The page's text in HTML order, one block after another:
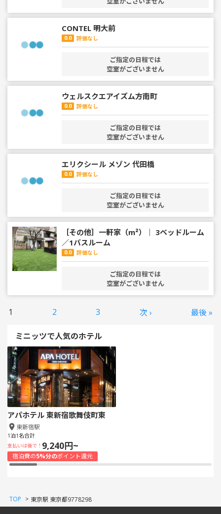
CONTEL 明大前
0.0 評価なし
ご指定の日程では
空室がございません
ウェルスクエアイズム方南町
0.0 評価なし
ご指定の日程では
空室がございません
エリクシール メゾン 代田橋
0.0 評価なし
ご指定の日程では
空室がございません
［その他］一軒家（m²）｜ 3ベッドルーム
／1バスルーム
0.0 評価なし
ご指定の日程では
空室がございません
1 2 3 次 › 最後 »
ミニッツで人気のホテル
アパホテル 東新宿歌舞伎町東
東新宿駅
1泊1名合計
支払いは後で！ 9,240円~
宿泊費の5%分のポイント還元
TOP > 東京駅 東京都9778298